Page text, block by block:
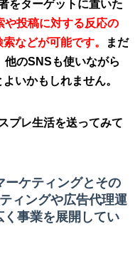
をターゲットに置いた
や投稿に対する反応の
などが可能です。
まだ
のSNSも使いながら
いかもしれません。
プレ生活を送ってみて